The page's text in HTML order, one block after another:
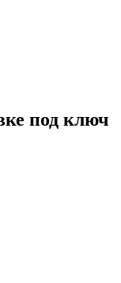
под ключ